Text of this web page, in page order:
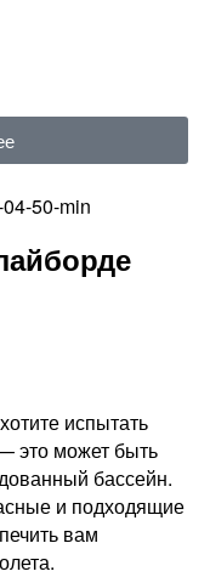
испытать
это может быть
бассейн.
и подходящие
вам